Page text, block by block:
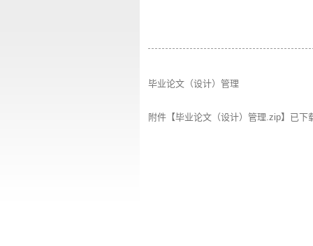
毕业论文（设计）管理
附件【毕业论文（设计）管理.zip】已下